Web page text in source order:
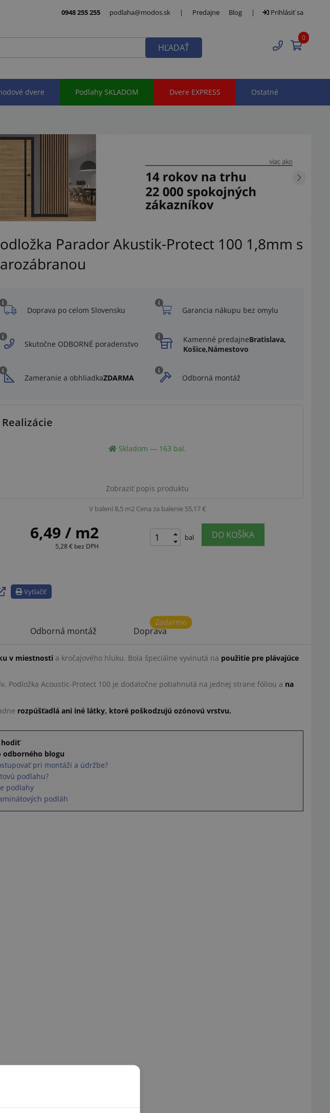
0948 255 255 podlaha@modos.sk | Predajne Blog | Prihlásiť sa
HĽADAŤ
0
dvere Podlahy SKLADOM Dvere EXPRESS Ostatné
Parador Akustik-Protect 100 1,8mm s
Doprava po celom Slovensku Garancia nákupu bez omylu
Skutočne ODBORNÉ poradenstvo Kamenné predajneBratislava,
Košice,Námestovo
Zameranie a obhliadkaZDARMA Odborná montáž
Realizácie
Skladom — 163 bal.
Zobraziť popis produktu
V balení 8,5 m2 Cena za balenie 55,17 €
6,49/ m2
5,28 € bez DPH
bal DO KOŠÍKA
Vytlačiť
Odborná montáž
Zadarmo
Doprava
v miestnosti a kročajového hluku. Bola špeciálne vyvinutá na použitie pre plávajúce
Podložka Acoustic-Protect 100 je dodatočne potiahnutá na jednej strane fóliou a na
rozpúšťadlá ani iné látky, ktoré poškodzujú ozónovú vrstvu.
hodiť
odborného blogu
pri montáži a údržbe?
podlahu?
podlahy
podláh